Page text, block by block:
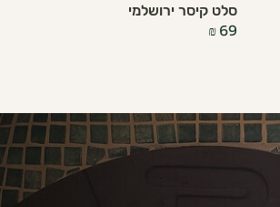
סלט קיסר ירושלמי
₪ 69